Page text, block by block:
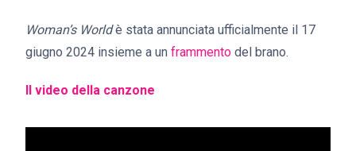
Woman’s Worldè stata annunciata ufficialmente il 17
giugno 2024 insieme a un frammento del brano.
Il video della canzone